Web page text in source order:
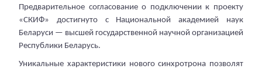
Предварительное согласование о подключении к проекту
«СКИФ» достигнуто с Национальной академией наук
Беларуси — высшей государственной научной организацией
Республики Беларусь.
Уникальные характеристики нового синхротрона позволят